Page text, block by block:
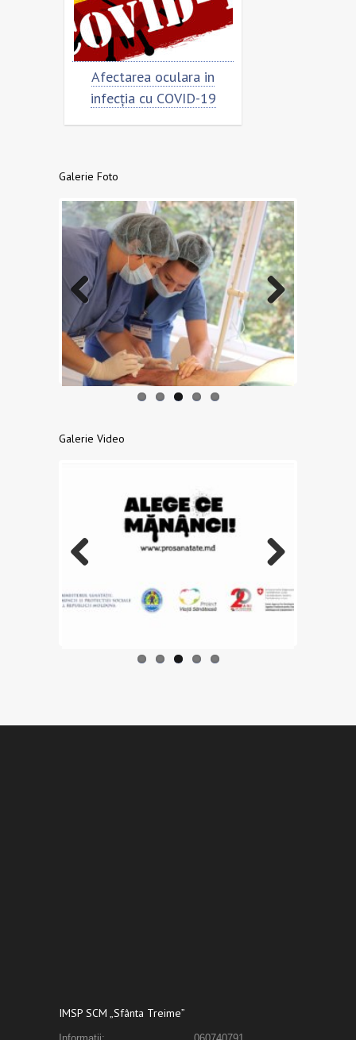
Afectarea oculara in
infecția cu COVID-19
Galerie Foto
Previo
us
Next
Galerie Video
us
IMSP SCM „Sfânta Treime”